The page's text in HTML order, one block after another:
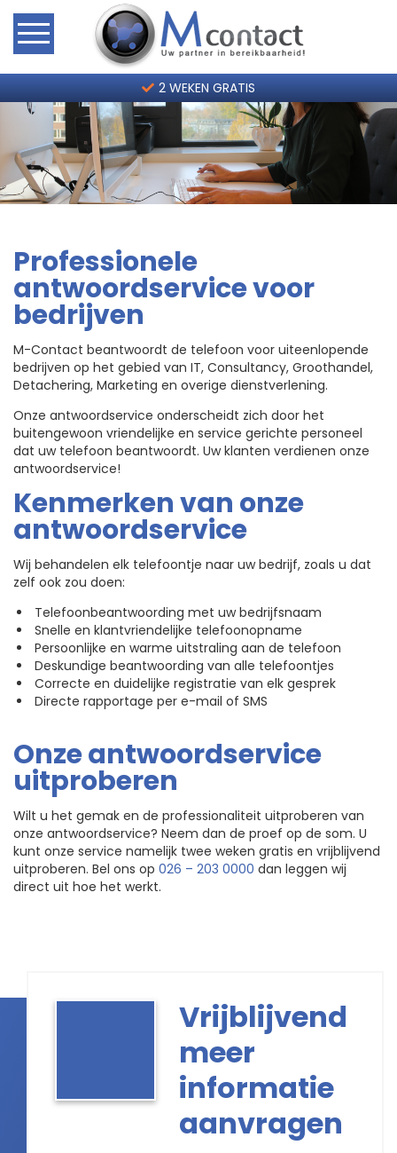
Home
Hoe werkt het?
Telefoonservice Tarieven
2 weken gratis
2 WEKEN GRATIS
Professionele
antwoordservice voor
bedrijven
M-Contact beantwoordt de telefoon voor uiteenlopende
bedrijven op het gebied van IT, Consultancy, Groothandel,
Detachering, Marketing en overige dienstverlening.
Onze antwoordservice onderscheidt zich door het
buitengewoon vriendelijke en service gerichte personeel
dat uw telefoon beantwoordt. Uw klanten verdienen onze
antwoordservice!
Kenmerken van onze
antwoordservice
Wij behandelen elk telefoontje naar uw bedrijf, zoals u dat
zelf ook zou doen:
Telefoonbeantwoording met uw bedrijfsnaam
Snelle en klantvriendelijke telefoonopname
Persoonlijke en warme uitstraling aan de telefoon
Deskundige beantwoording van alle telefoontjes
Correcte en duidelijke registratie van elk gesprek
Directe rapportage per e-mail of SMS
Onze antwoordservice
uitproberen
Wilt u het gemak en de professionaliteit uitproberen van
onze antwoordservice? Neem dan de proef op de som. U
kunt onze service namelijk twee weken gratis en vrijblijvend
uitproberen. Bel ons op 026 – 203 0000 dan leggen wij
direct uit hoe het werkt.
Vrijblijvend
meer
informatie
aanvragen